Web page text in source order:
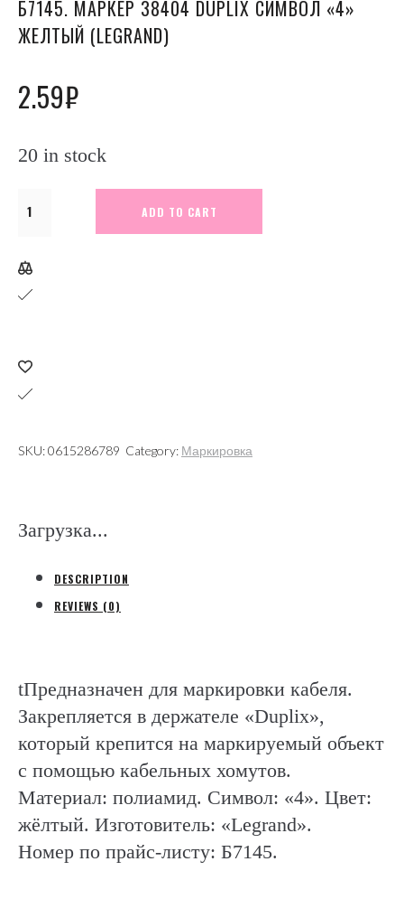
Б7145. МАРКЕР 38404 DUPLIX СИМВОЛ «4»
ЖЕЛТЫЙ (LEGRAND)
2.59₽
20 in stock
Б7145.
38404
желтый
(Legrand)
ADD TO CART
SKU:0615286789 Category: Маркировка
Загрузка...
DESCRIPTION
REVIEWS (0)
tПредназначен для маркировки кабеля.
Закрепляется в держателе «Duplix»,
который крепится на маркируемый объект
с помощью кабельных хомутов.
Материал: полиамид. Символ: «4». Цвет:
жёлтый. Изготовитель: «Legrand».
Номер по прайс-листу: Б7145.